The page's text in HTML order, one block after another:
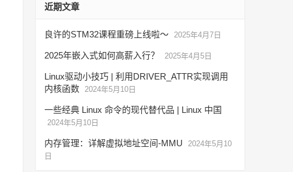
近期文章
良许的STM32课程重磅上线啦～ 2025年4月7日
2025年嵌入式如何高薪入行？ 2025年4月5日
Linux驱动小技巧 | 利用DRIVER_ATTR实现调用
内核函数 2024年5月10日
一些经典 Linux 命令的现代替代品 | Linux 中国
2024年5月10日
内存管理：详解虚拟地址空间-MMU
2024年5月10
日